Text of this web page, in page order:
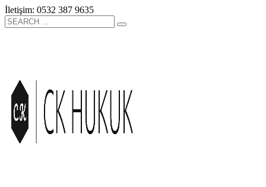
İletişim: 0532 387 9635